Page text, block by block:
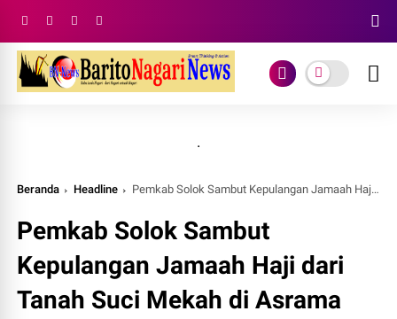
.
Beranda Headline Pemkab Solok Sambut Kepulangan Jamaah Haji dari Tanah Suci Mekah di Asrama Haji Padang
Pemkab Solok Sambut
Kepulangan Jamaah Haji dari
Tanah Suci Mekah di Asrama